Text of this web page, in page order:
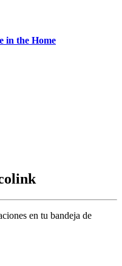
in the Home
en tu bandeja de